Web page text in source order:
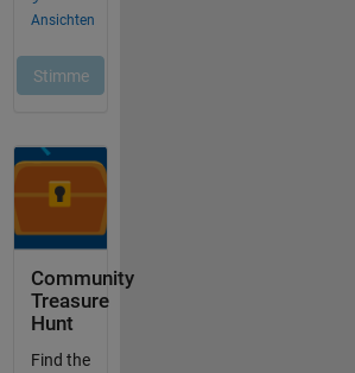
Community
Treasure
Hunt
Find the